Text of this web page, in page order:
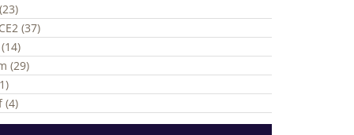
(37)
(29)
(4)